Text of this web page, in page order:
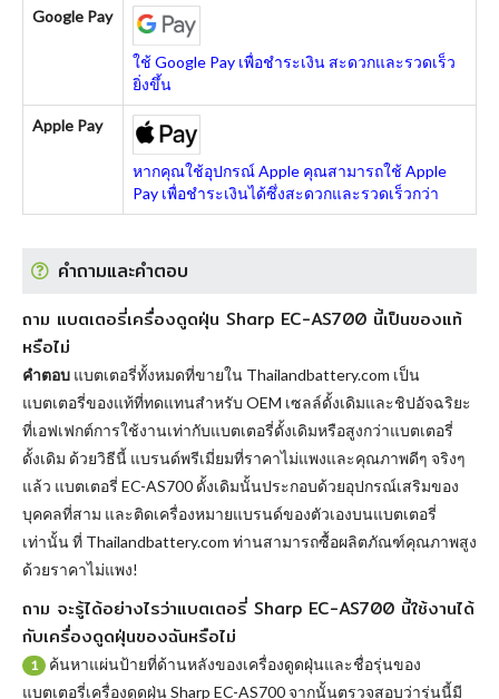
Google Pay
ใช้ Google Pay เพื่อชำระเงิน สะดวกและรวดเร็ว
ยิ่งขึ้น
Apple Pay
หากคุณใช้อุปกรณ์ Apple คุณสามารถใช้ Apple
Pay เพื่อชำระเงินได้ซึ่งสะดวกและรวดเร็วกว่า
คำถามและคำตอบ
ถาม แบตเตอรี่เครื่องดูดฝุ่น Sharp EC-AS700 นี้เป็นของแท้
หรือไม่
คำตอบ แบตเตอรี่ทั้งหมดที่ขายใน Thailandbattery.com เป็น
แบตเตอรี่ของแท้ที่ทดแทนสำหรับ OEM เซลล์ดั้งเดิมและชิปอัจฉริยะ
ที่เอฟเฟกต์การใช้งานเท่ากับแบตเตอรี่ดั้งเดิมหรือสูงกว่าแบตเตอรี่
ดั้งเดิม ด้วยวิธีนี้ แบรนด์พรีเมี่ยมที่ราคาไม่แพงและคุณภาพดีๆ จริงๆ
แล้ว แบตเตอรี่ EC-AS700 ดั้งเดิมนั้นประกอบด้วยอุปกรณ์เสริมของ
บุคคลที่สาม และติดเครื่องหมายแบรนด์ของตัวเองบนแบตเตอรี่
เท่านั้น ที่ Thailandbattery.com ท่านสามารถซื้อผลิตภัณฑ์คุณภาพสูง
ด้วยราคาไม่แพง!
ถาม จะรู้ได้อย่างไรว่าแบตเตอรี่ Sharp EC-AS700 นี้ใช้งานได้
กับเครื่องดูดฝุ่นของฉันหรือไม่
1
ค้นหาแผ่นป้ายที่ด้านหลังของเครื่องดูดฝุ่นและชื่อรุ่นของ
แบตเตอรี่เครื่องดูดฝุ่น Sharp EC-AS700 จากนั้นตรวจสอบว่ารุ่นนี้มี